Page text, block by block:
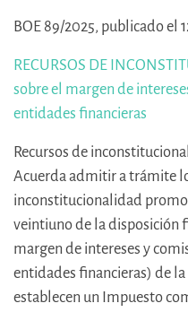
BOE 89/2025, publicado el
RECURSOS DE
sobre el margen de
entidades financieras
Recursos de
Acuerda admitir a trámite
inconstitucionalidad
veintiuno de la disposición
margen de intereses y
entidades financieras) de la
establecen un Impuesto